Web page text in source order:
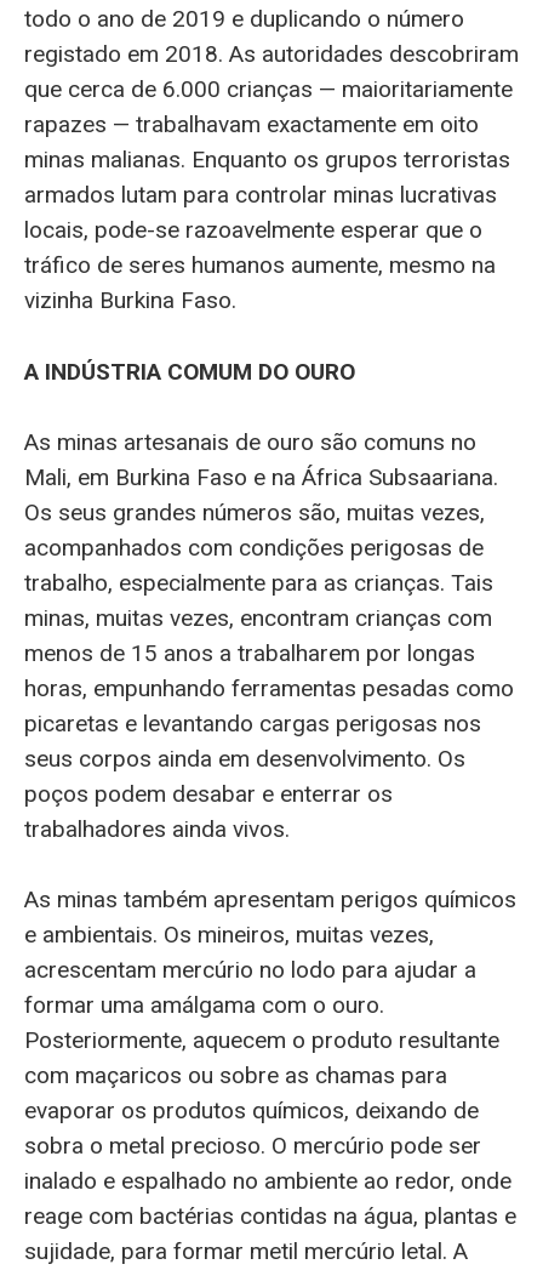
todo o ano de 2019 e duplicando o número
registado em 2018. As autoridades descobriram
que cerca de 6.000 crianças — maioritariamente
rapazes — trabalhavam exactamente em oito
minas malianas. Enquanto os grupos terroristas
armados lutam para controlar minas lucrativas
locais, pode-se razoavelmente esperar que o
tráfico de seres humanos aumente, mesmo na
vizinha Burkina Faso.
A INDÚSTRIA COMUM DO OURO
As minas artesanais de ouro são comuns no
Mali, em Burkina Faso e na África Subsaariana.
Os seus grandes números são, muitas vezes,
acompanhados com condições perigosas de
trabalho, especialmente para as crianças. Tais
minas, muitas vezes, encontram crianças com
menos de 15 anos a trabalharem por longas
horas, empunhando ferramentas pesadas como
picaretas e levantando cargas perigosas nos
seus corpos ainda em desenvolvimento. Os
poços podem desabar e enterrar os
trabalhadores ainda vivos.
As minas também apresentam perigos químicos
e ambientais. Os mineiros, muitas vezes,
acrescentam mercúrio no lodo para ajudar a
formar uma amálgama com o ouro.
Posteriormente, aquecem o produto resultante
com maçaricos ou sobre as chamas para
evaporar os produtos químicos, deixando de
sobra o metal precioso. O mercúrio pode ser
inalado e espalhado no ambiente ao redor, onde
reage com bactérias contidas na água, plantas e
sujidade, para formar metil mercúrio letal. A